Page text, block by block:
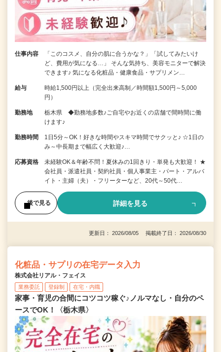
仕事内容
「このコスメ、自分の肌に合うかな？」「試してみたいけ
ど、費用が気になる…」 そんな気持ち、美容モニターで解決
できます♪ 気になる化粧品・健康食品・サプリメン…
給与
時給1,500円以上（完全出来高制／時間額1,500円～5,000
円）
勤務地
栃木県 ◆勤務地多数♪ご自宅やお近くの店舗で間時間に働
けます♪
勤務時間
1日5分～OK！好きな時間やスキマ時間でサクッと♪ ☆1日の
み～中長期まで幅広く大歓迎♪…
応募資格
未経験OK＆年齢不問！夏休みの1回きり・単発も大歓迎！ ★
会社員・派遣社員・契約社員・個人事業主・パート・アルバ
イト・主婦（夫）・フリーターなど、20代～50代…
後で見る 詳細を見る
更新日： 2026/08/05 掲載終了日： 2026/08/30
化粧品・サプリの在宅データ入力
株式会社リアル・フェイス
業務委託 登録制 在宅・内職
家事・育児の合間にコツコツ稼ぐ♪ノルマなし・自分のペ
ースでOK！〈栃木県〉